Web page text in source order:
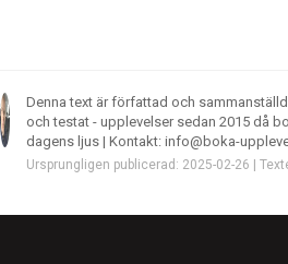
Denna text är författad och
och testat - upplevelser sedan 2015 då
dagens ljus | Kontakt: info@boka-
Ursprungligen publicerad: 2025-02-26 |